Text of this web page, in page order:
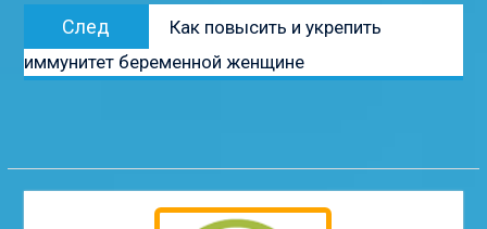
След
Следующая
запись:
Как повысить и укрепить
иммунитет беременной женщине